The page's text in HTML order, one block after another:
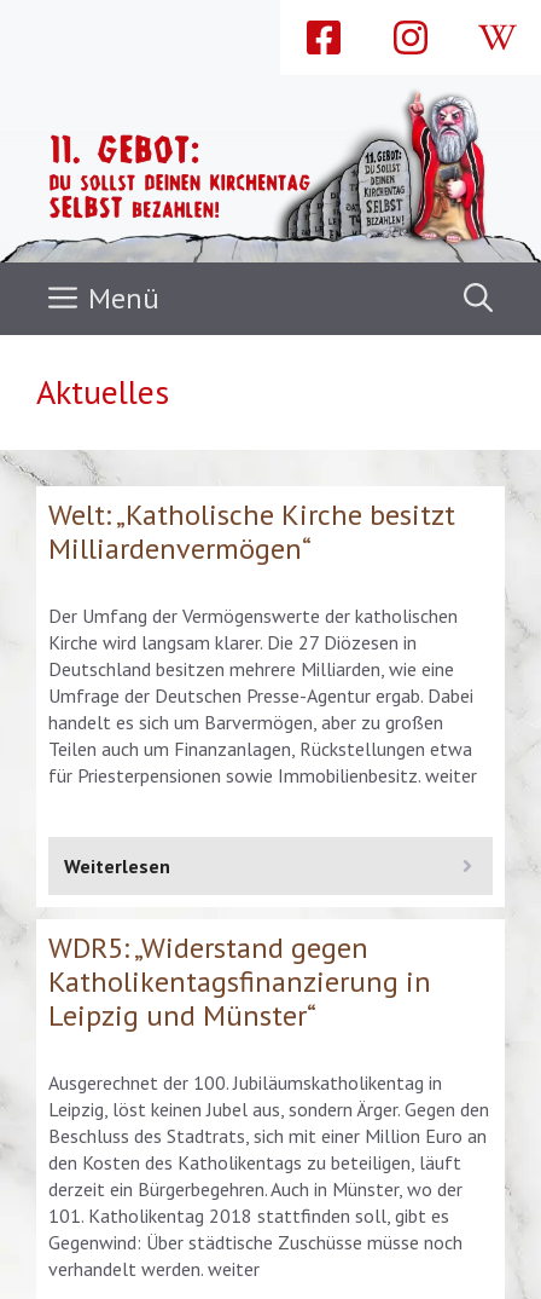
Menü
Aktuelles
Welt: „Katholische Kirche besitzt
Milliardenvermögen“
Der Umfang der Vermögenswerte der katholischen
Kirche wird langsam klarer. Die 27 Diözesen in
Deutschland besitzen mehrere Milliarden, wie eine
Umfrage der Deutschen Presse-Agentur ergab. Dabei
handelt es sich um Barvermögen, aber zu großen
Teilen auch um Finanzanlagen, Rückstellungen etwa
für Priesterpensionen sowie Immobilienbesitz. weiter
Weiterlesen
WDR5: „Widerstand gegen
Katholikentagsfinanzierung in
Leipzig und Münster“
Ausgerechnet der 100. Jubiläumskatholikentag in
Leipzig, löst keinen Jubel aus, sondern Ärger. Gegen den
Beschluss des Stadtrats, sich mit einer Million Euro an
den Kosten des Katholikentags zu beteiligen, läuft
derzeit ein Bürgerbegehren. Auch in Münster, wo der
101. Katholikentag 2018 stattfinden soll, gibt es
Gegenwind: Über städtische Zuschüsse müsse noch
verhandelt werden. weiter